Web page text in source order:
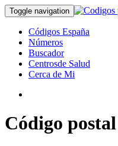
Toggle navigation
Códigos España
Números
Buscador
Centrosde Salud
Cerca de Mi
Código